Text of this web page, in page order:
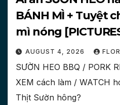
BÁNH MÌ + Tuyệt
mì nóng
AUGUST 4, 2026
SƯỜN HEO BBQ / PORK
XEM cách làm / WATCH
Thịt Sườn hông?